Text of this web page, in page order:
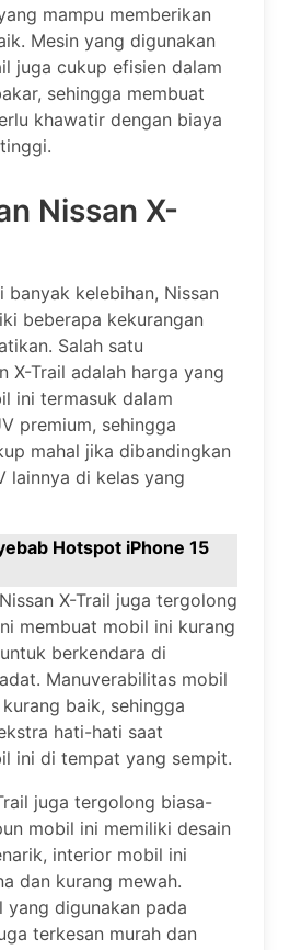
mampu memberikan
Mesin yang digunakan
juga cukup efisien dalam
sehingga membuat
khawatir dengan biaya
Nissan X-
banyak kelebihan, Nissan
beberapa kekurangan
Salah satu
X-Trail adalah harga yang
ini termasuk dalam
premium, sehingga
mahal jika dibandingkan
lainnya di kelas yang
Hotspot iPhone 15
X-Trail juga tergolong
membuat mobil ini kurang
berkendara di
Manuverabilitas mobil
baik, sehingga
hati-hati saat
ini di tempat yang sempit.
juga tergolong biasa-
mobil ini memiliki desain
interior mobil ini
dan kurang mewah.
yang digunakan pada
terkesan murah dan